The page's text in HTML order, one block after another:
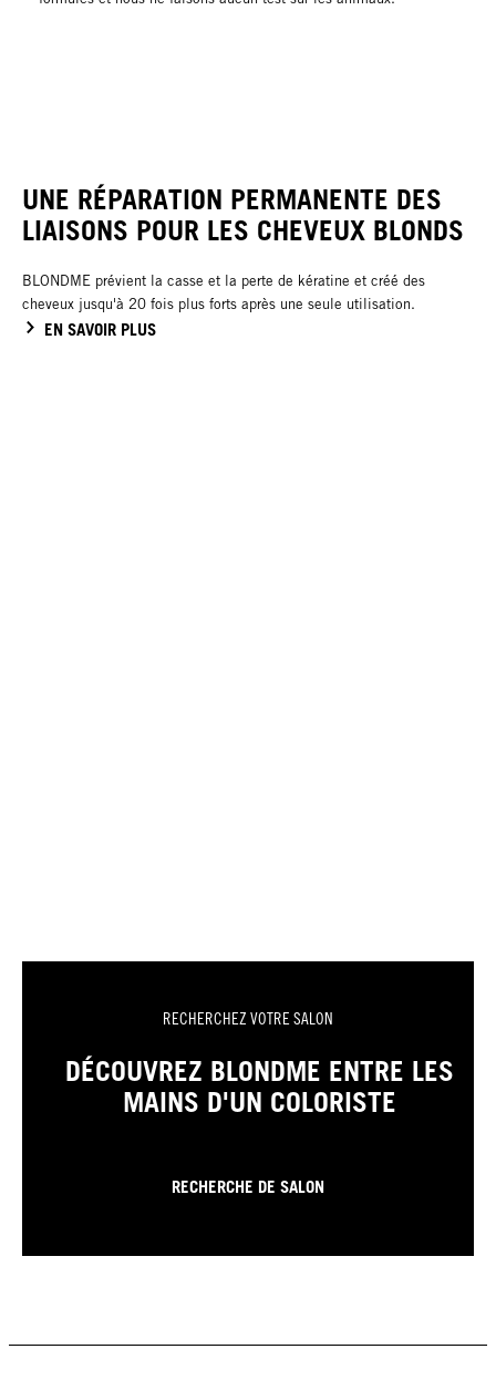
UNE RÉPARATION PERMANENTE DES
LIAISONS POUR LES CHEVEUX BLONDS
BLONDME prévient la casse et la perte de kératine et créé des
cheveux jusqu'à 20 fois plus forts après une seule utilisation.
EN SAVOIR PLUS
RECHERCHEZ VOTRE SALON
DÉCOUVREZ BLONDME ENTRE LES
MAINS D'UN COLORISTE
RECHERCHE DE SALON